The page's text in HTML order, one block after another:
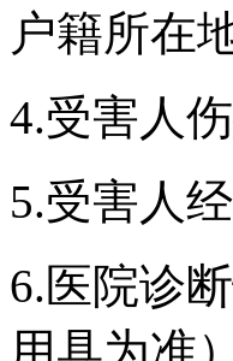
户籍所在
4.受害人
5.受害人
6.医院诊